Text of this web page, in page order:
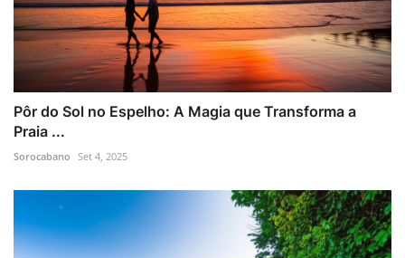
Pôr do Sol no Espelho: A Magia que Transforma a
Praia ...
Sorocabano Set 4, 2025